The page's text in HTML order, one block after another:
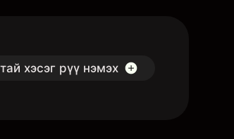
хэсэг рүү нэмэх